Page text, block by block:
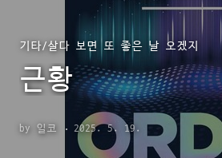
기타/살다 보면 또 좋은 날 오겠지
근황
by 일코 2025. 5. 19.